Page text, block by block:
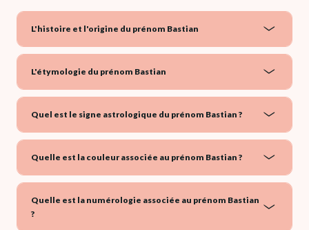
L'histoire et l'origine du prénom Bastian
L'étymologie du prénom Bastian
Quel est le signe astrologique du prénom Bastian ?
Quelle est la couleur associée au prénom Bastian ?
Quelle est la numérologie associée au prénom Bastian
?